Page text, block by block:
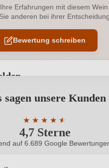
Sekt/
1/C, 72025 San
Erfahrungen mit diesem
anderen bei ihrer Entscheidung.
Bewertung schreiben
abgegeben werden. Bitte
Kunde? Neuer Kunde?
sagen unsere Kunden
4,7 Sterne
★ ★ ★ ★ ★
★
Durchschnittliche
auf 6.689 Google